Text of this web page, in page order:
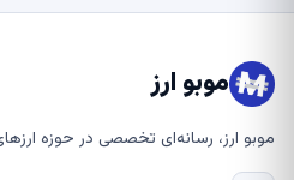
موبو ارز
موبو ارز، رسانه‌ای تخصصی در حوزه